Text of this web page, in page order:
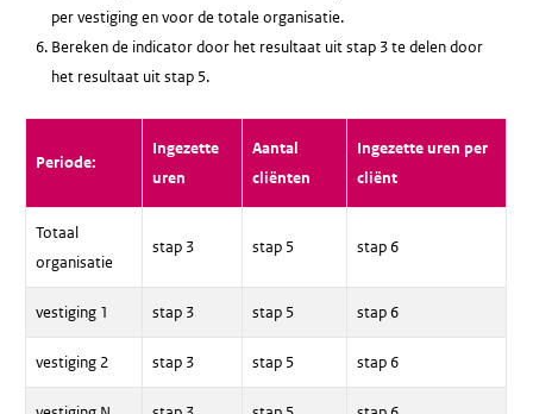
per vestiging en voor de totale organisatie.
Bereken de indicator door het resultaat uit stap 3 te delen door
het resultaat uit stap 5.
Periode:
Ingezette
uren
Aantal
cliënten
Ingezette uren per
cliënt
Totaal
organisatie
stap 3 stap 5 stap 6
vestiging 1 stap 3 stap 5 stap 6
vestiging 2 stap 3 stap 5 stap 6